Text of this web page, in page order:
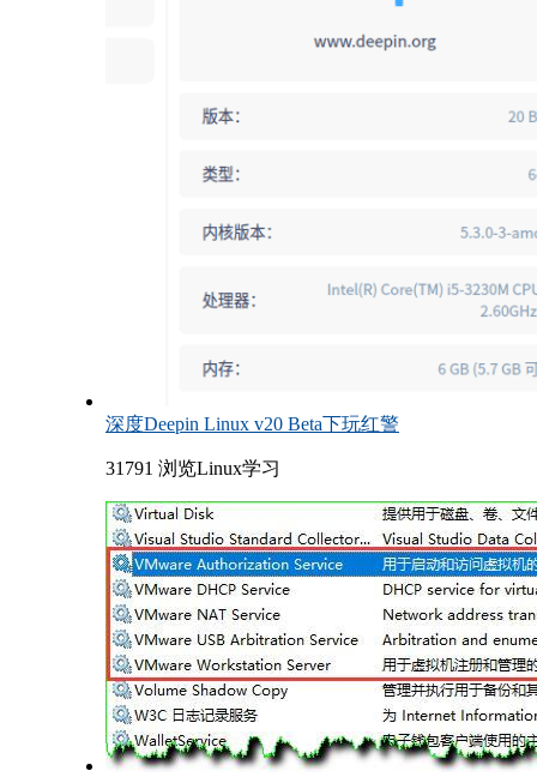
深度Deepin Linux v20 Beta下玩红警
31791 浏览Linux学习